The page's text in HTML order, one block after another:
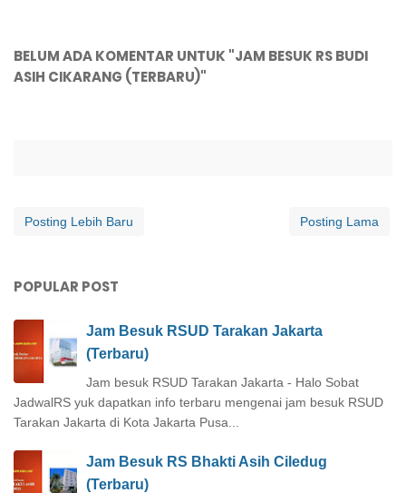
BELUM ADA KOMENTAR UNTUK "JAM BESUK RS BUDI
ASIH CIKARANG (TERBARU)"
Posting Lebih Baru Posting Lama
POPULAR POST
Jam Besuk RSUD Tarakan Jakarta
(Terbaru)
Jam besuk RSUD Tarakan Jakarta - Halo Sobat
JadwalRS yuk dapatkan info terbaru mengenai jam besuk RSUD
Tarakan Jakarta di Kota Jakarta Pusa...
Jam Besuk RS Bhakti Asih Ciledug
(Terbaru)